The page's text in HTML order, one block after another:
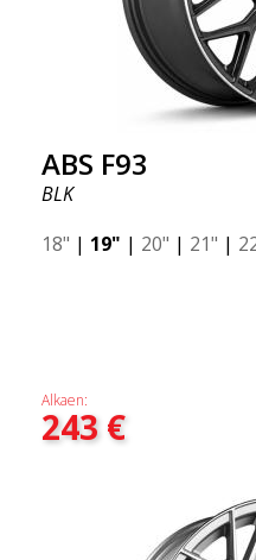
Tämän huomaat
Olemme ylpeitä
valikoimassamme!
ABS F93
BLK
18" | 19" | 20" | 21" |
Alkaen:
243€